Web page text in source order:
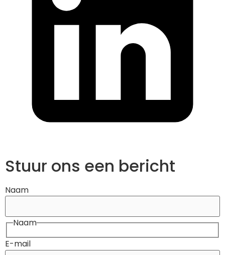
Stuur ons een bericht
Naam
Naam
E-mail